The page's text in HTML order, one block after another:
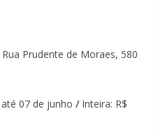
Prudente de Moraes, 580
07 de junho / Inteira: R$